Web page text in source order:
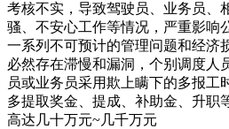
考核不实，导致驾驶员、业务员、
骚、不安心工作等情况，严重影响
一系列不可预计的管理问题和经济
必然存在滞慢和漏洞，个别调度人
员或业务员采用欺上瞒下的多报工
多提取奖金、提成、补助金、升职
高达几十万元~几千万元